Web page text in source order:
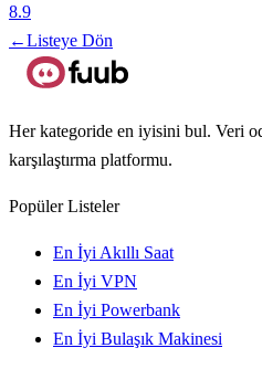
8.9
←Listeye Dön
Her kategoride en iyisini bul. Veri
karşılaştırma platformu.
Popüler Listeler
En İyi Akıllı Saat
En İyi VPN
En İyi Powerbank
En İyi Bulaşık Makinesi